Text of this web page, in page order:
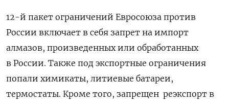
12-й пакет ограничений Евросоюза против
России включает в себя запрет на импорт
алмазов, произведенных или обработанных
в России. Также под экспортные ограничения
попали химикаты, литиевые батареи,
термостаты. Кроме того, запрещен реэкспорт в